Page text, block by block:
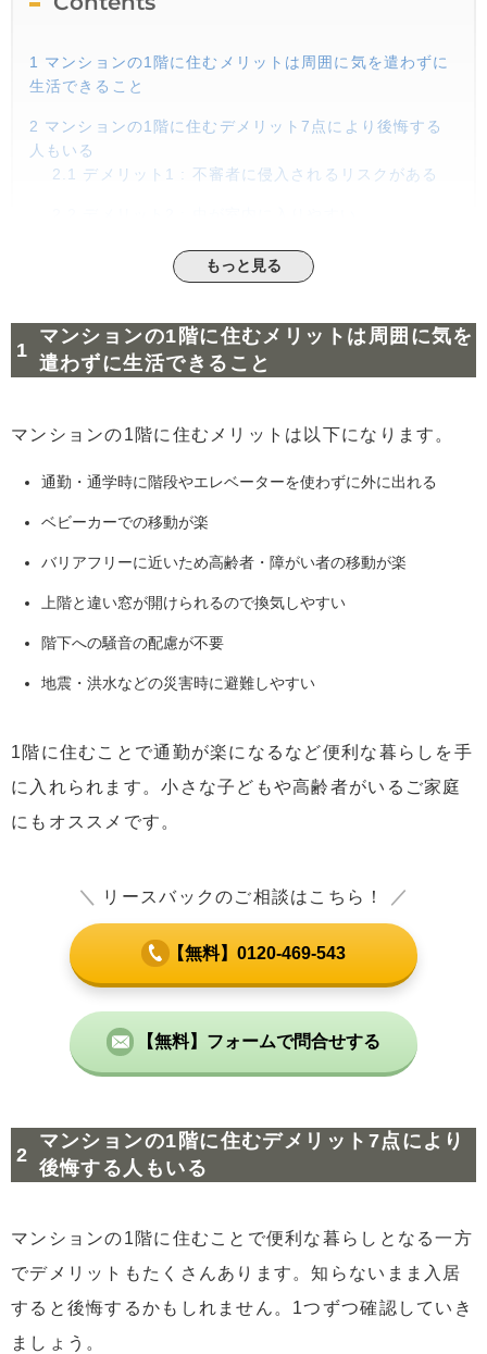
1 マンションの1階に住むメリットは周囲に気を遣わずに
生活できること
2 マンションの1階に住むデメリット7点により後悔する
人もいる
2.1 デメリット1 : 不審者に侵入されるリスクがある
デメリット3 : 湿度が高くカビが生えやすい
2.5デメリット5 : 冷気の影響で冬は寒い
2.6デメリット6 : 騒音が気になりやすい
7選
4 筆者がマンションの1階に住んでみて不便だと感じるこ
もっと見る
マンションの1階に住むメリットは周囲に気を
遣わずに生活できること
マンションの1階に住むメリットは以下になります。
通勤・通学時に階段やエレベーターを使わずに外に出れる
ベビーカーでの移動が楽
バリアフリーに近いため高齢者・障がい者の移動が楽
上階と違い窓が開けられるので換気しやすい
階下への騒音の配慮が不要
地震・洪水などの災害時に避難しやすい
1階に住むことで通勤が楽になるなど便利な暮らしを手
に入れられます。小さな子どもや高齢者がいるご家庭
にもオススメです。
＼ リースバックのご相談はこちら！ ／
【無料】0120-469-543
【無料】フォームで問合せする
マンションの1階に住むデメリット7点により
後悔する人もいる
マンションの1階に住むことで便利な暮らしとなる一方
でデメリットもたくさんあります。知らないまま入居
すると後悔するかもしれません。1つずつ確認していき
ましょう。